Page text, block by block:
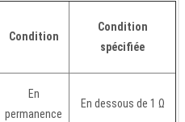
Condition
Condition
spécifiée
En
permanence
En dessous de 1 Ω